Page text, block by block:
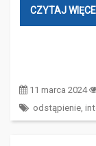
CZYTAJ
11 marca 2024
odstąpienie,